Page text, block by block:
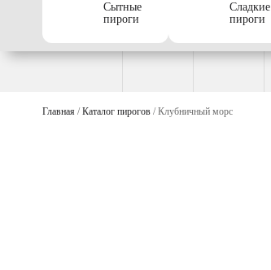
Сытные
пироги
Сладкие
пироги
Главная /Каталог пирогов / Клубничный морс